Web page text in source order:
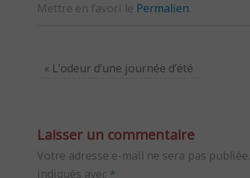
Mettre en favori le Permalien.
« L’odeur d’une journée d’été
Laisser un commentaire
Votre adresse e-mail ne sera pas publiée.
indiqués avec *